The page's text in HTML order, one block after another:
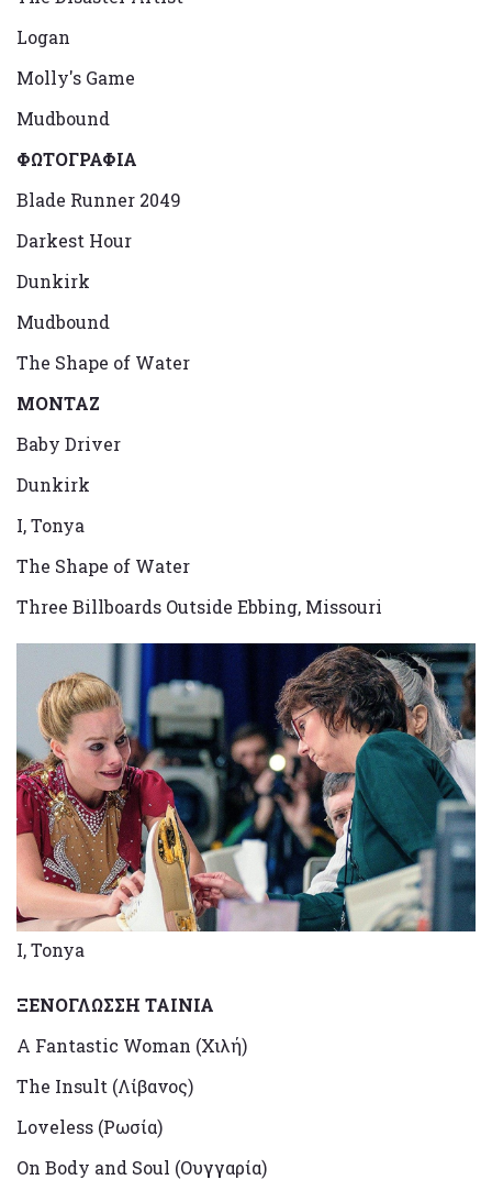
Logan
Molly's Game
Mudbound
ΦΩΤΟΓΡΑΦΙΑ
Blade Runner 2049
Darkest Hour
Dunkirk
Mudbound
The Shape of Water
ΜΟΝΤΑΖ
Baby Driver
Dunkirk
I, Tonya
The Shape of Water
Three Billboards Outside Ebbing, Missouri
I, Tonya
ΞΕΝΟΓΛΩΣΣΗ ΤΑΙΝΙΑ
A Fantastic Woman (Χιλή)
The Insult (Λίβανος)
Loveless (Ρωσία)
On Body and Soul (Ουγγαρία)